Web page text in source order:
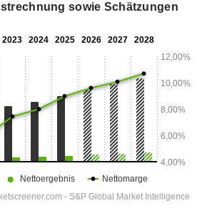
sowie Schätzungen